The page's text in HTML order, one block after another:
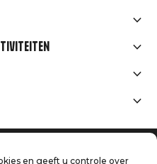
en geeft u controle over